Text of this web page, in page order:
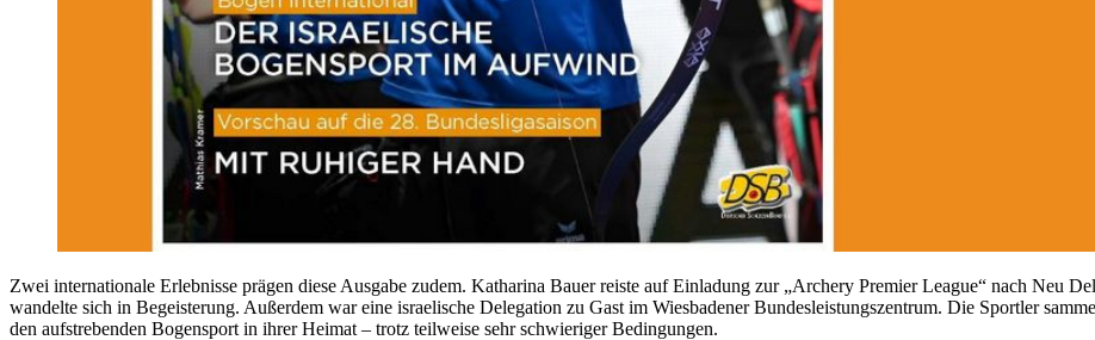
Zwei internationale Erlebnisse prägen diese Ausgabe zudem. Katharina Bauer reiste auf Einladung zur „Archery Premier League“ nach Neu
wandelte sich in Begeisterung. Außerdem war eine israelische Delegation zu Gast im Wiesbadener Bundesleistungszentrum. Die Sportler
den aufstrebenden Bogensport in ihrer Heimat – trotz teilweise sehr schwieriger Bedingungen.